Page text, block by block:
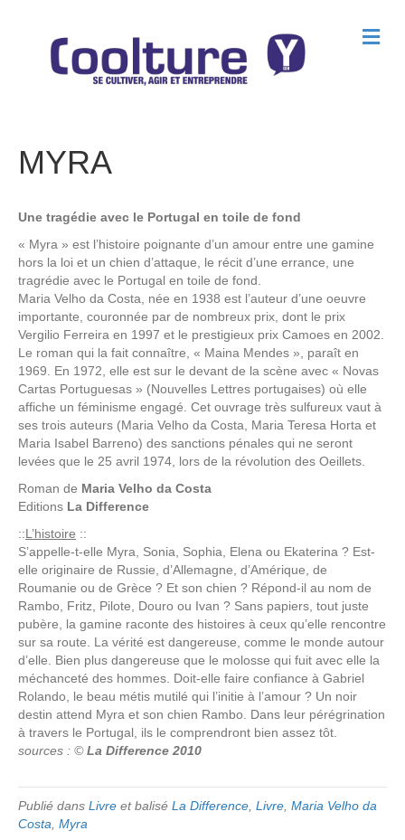
M
e
MYRA
Une tragédie avec le Portugal en toile de fond
« Myra » est l’histoire poignante d’un amour entre une gamine
hors la loi et un chien d’attaque, le récit d’une errance, une
tragrédie avec le Portugal en toile de fond.
Maria Velho da Costa, née en 1938 est l’auteur d’une oeuvre
importante, couronnée par de nombreux prix, dont le prix
Vergilio Ferreira en 1997 et le prestigieux prix Camoes en 2002.
Le roman qui la fait connaître, « Maina Mendes », paraît en
1969. En 1972, elle est sur le devant de la scène avec « Novas
Cartas Portuguesas » (Nouvelles Lettres portugaises) où elle
affiche un féminisme engagé. Cet ouvrage très sulfureux vaut à
ses trois auteurs (Maria Velho da Costa, Maria Teresa Horta et
Maria Isabel Barreno) des sanctions pénales qui ne seront
levées que le 25 avril 1974, lors de la révolution des Oeillets.
Roman de Maria Velho da Costa
Editions La Difference
::L’histoire ::
S’appelle-t-elle Myra, Sonia, Sophia, Elena ou Ekaterina ? Est-
elle originaire de Russie, d’Allemagne, d’Amérique, de
Roumanie ou de Grèce ? Et son chien ? Répond-il au nom de
Rambo, Fritz, Pilote, Douro ou Ivan ? Sans papiers, tout juste
pubère, la gamine raconte des histoires à ceux qu’elle rencontre
sur sa route. La vérité est dangereuse, comme le monde autour
d’elle. Bien plus dangereuse que le molosse qui fuit avec elle la
méchanceté des hommes. Doit-elle faire confiance à Gabriel
Rolando, le beau métis mutilé qui l’initie à l’amour ? Un noir
destin attend Myra et son chien Rambo. Dans leur pérégrination
à travers le Portugal, ils le comprendront bien assez tôt.
sources : ©La Difference 2010
Publié dans Livre et balisé La Difference Livre Maria Velho da
Costa Myra